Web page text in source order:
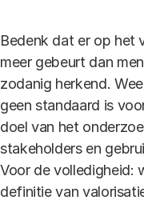
Bedenk dat er op het
meer gebeurt dan
zodanig herkend.
geen standaard is
doel van het
stakeholders en
Voor de volledigheid:
definitie van